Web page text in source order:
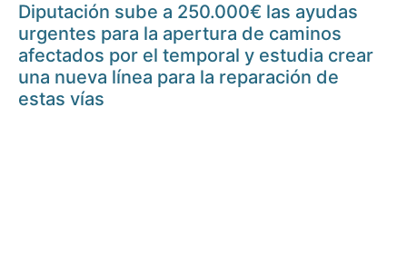
Diputación sube a 250.000€ las ayudas
urgentes para la apertura de caminos
afectados por el temporal y estudia crear
una nueva línea para la reparación de
estas vías